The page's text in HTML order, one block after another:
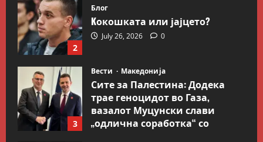
2
Блог
Kокошката или јајцето?
July 26, 2026 0
3
Вести Македонија
Сите за Палестина: Додека
трае геноцидот во Газа,
вазалот Муцунски слави
„одлична соработка“ со